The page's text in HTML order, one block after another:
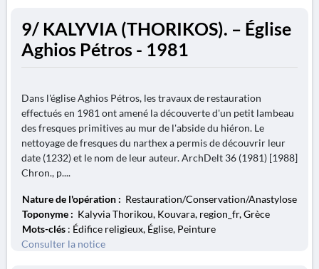
9/ KALYVIA (THORIKOS). – Église
Aghios Pétros - 1981
Dans l'église Aghios Pétros, les travaux de restauration
effectués en 1981 ont amené la découverte d'un petit lambeau
des fresques primitives au mur de l'abside du hiéron. Le
nettoyage de fresques du narthex a permis de découvrir leur
date (1232) et le nom de leur auteur. ArchDelt 36 (1981) [1988]
Chron., p....
Nature de l'opération : Restauration/Conservation/Anastylose
Toponyme : Kalyvia Thorikou, Kouvara, region_fr, Grèce
Mots-clés : Édifice religieux, Église, Peinture
Consulter la notice